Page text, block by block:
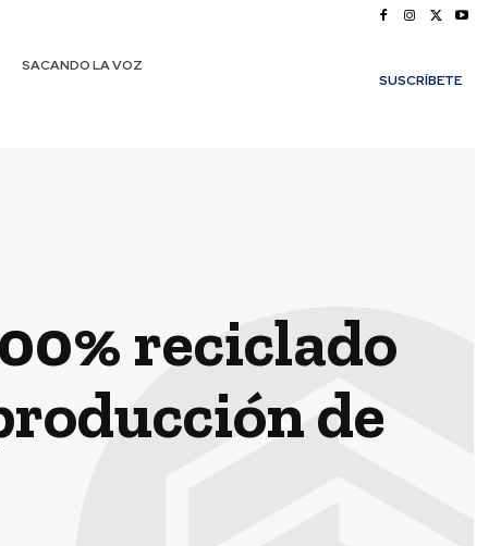
SACANDO LA VOZ
SUSCRÍBETE
reciclado
de